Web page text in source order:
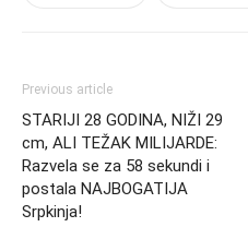
Previous article
STARIJI 28 GODINA, NIŽI 29
cm, ALI TEŽAK MILIJARDE:
Razvela se za 58 sekundi i
postala NAJBOGATIJA
Srpkinja!